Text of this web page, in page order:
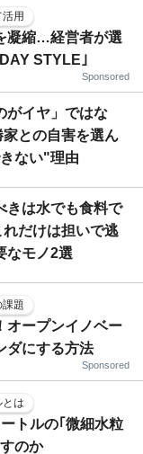
用
凝縮…経営者が選
STYLE｣
Sponsored
がイヤ」ではな
との自害を選ん
ない"理由
きは水でも食料で
れだけは担いで逃
なモノ2選
課題
オープンイノベー
ダにする方法
Sponsored
は
トルの｢微細水粒
のか